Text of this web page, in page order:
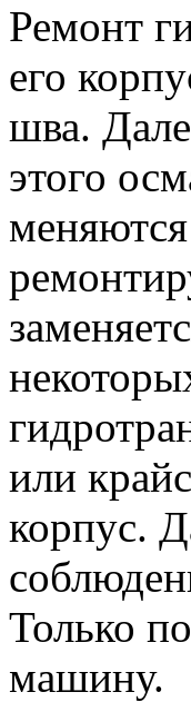
Ремонт
его
шва.
этого
или
корпус.
Только
машину.